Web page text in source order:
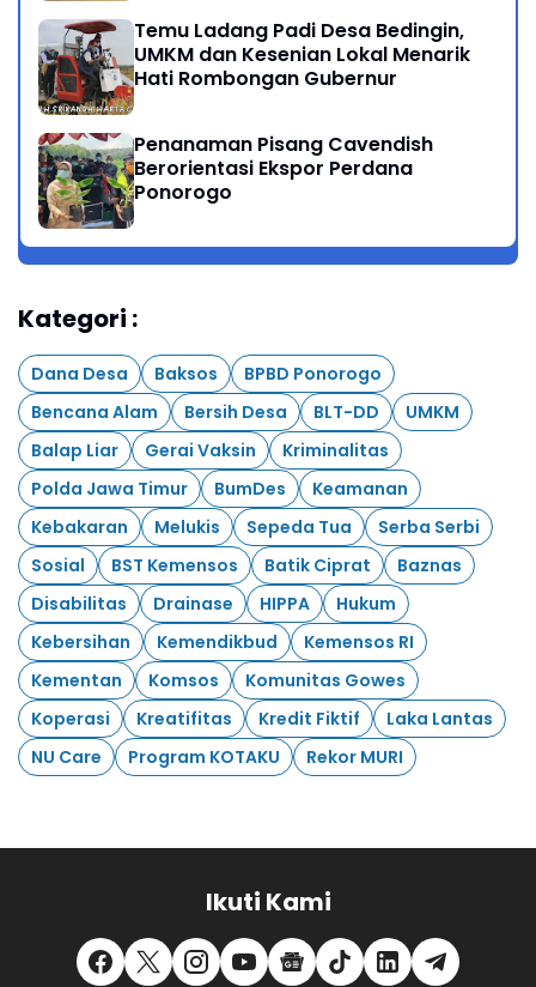
Temu Ladang Padi Desa Bedingin,
UMKM dan Kesenian Lokal Menarik
Hati Rombongan Gubernur
Penanaman Pisang Cavendish
Berorientasi Ekspor Perdana
Ponorogo
Kategori :
Dana Desa Baksos
BPBD Ponorogo
Bencana Alam
Bersih Desa BLT-DD
UMKM
Balap Liar
Gerai Vaksin
Kriminalitas
Polda Jawa Timur
BumDes
Keamanan
Kebakaran
Melukis Sepeda Tua
Serba Serbi
Sosial
BST Kemensos Batik Ciprat
Baznas
Disabilitas
Drainase HIPPA
Hukum
Kebersihan
Kemendikbud
Kemensos RI
Kementan
Komsos
Komunitas Gowes
Koperasi
Kreatifitas Kredit Fiktif
Laka Lantas
NU Care
Program KOTAKU Rekor MURI
Ikuti Kami